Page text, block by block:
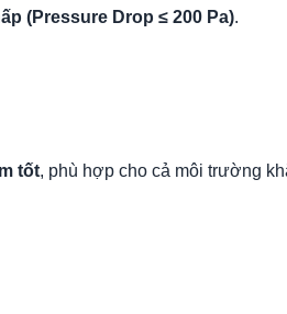
(Pressure Drop ≤ 200 Pa).
tốt, phù hợp cho cả môi trường